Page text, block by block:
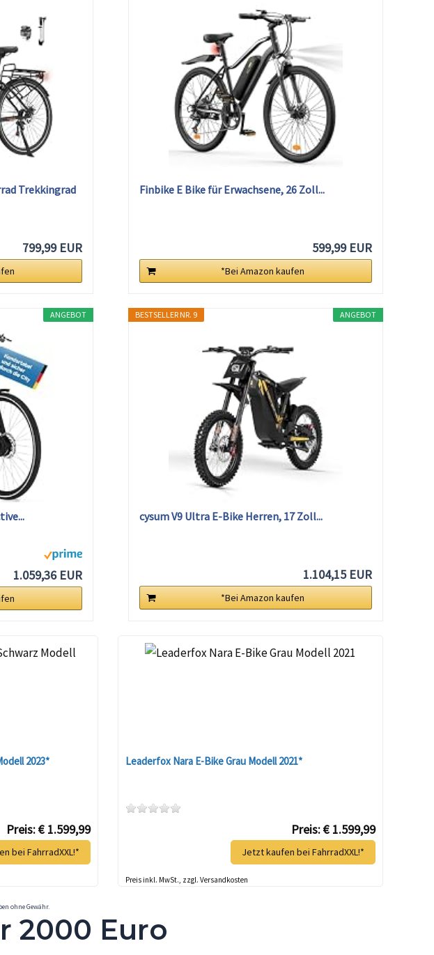
Trekkingrad
799,99 EUR
Finbike E Bike für Erwachsene, 26 Zoll...
599,99 EUR
*Bei Amazon kaufen
ANGEBOT
1.059,36 EUR
ANGEBOT
BESTSELLER NR. 9
cysum V9 Ultra E-Bike Herren, 17 Zoll...
1.104,15 EUR
*Bei Amazon kaufen
2023*
Preis: € 1.599,99
bei FahrradXXL!*
Leaderfox Nara E-Bike Grau Modell 2021*
Preis: € 1.599,99
Jetzt kaufen bei FahrradXXL!*
Preis inkl. MwSt., zzgl. Versandkosten
ohne Gewähr.
2000 Euro